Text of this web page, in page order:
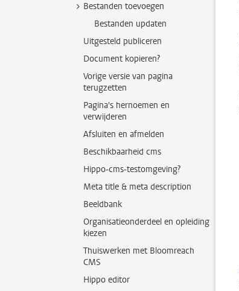
Bestanden toevoegen
Bestanden updaten
Uitgesteld publiceren
Document kopieren?
Vorige versie van pagina
terugzetten
Pagina's hernoemen en
verwijderen
Afsluiten en afmelden
Beschikbaarheid cms
Hippo-cms-testomgeving?
Meta title & meta description
Beeldbank
Organisatieonderdeel en opleiding
kiezen
Thuiswerken met Bloomreach
CMS
Hippo editor